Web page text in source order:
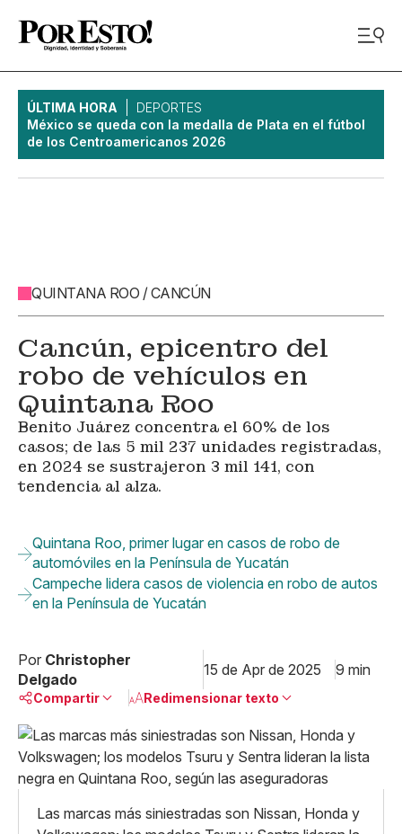
ÚLTIMA HORA
DEPORTES
México se queda con la medalla de Plata en el fútbol
de los Centroamericanos 2026
QUINTANA ROO / CANCÚN
Cancún, epicentro del
robo de vehículos en
Quintana Roo
Benito Juárez concentra el 60% de los
casos; de las 5 mil 237 unidades registradas,
en 2024 se sustrajeron 3 mil 141, con
tendencia al alza.
Quintana Roo, primer lugar en casos de robo de
automóviles en la Península de Yucatán
Campeche lidera casos de violencia en robo de autos
en la Península de Yucatán
Por Christopher
Delgado
15 de Apr de 2025 9 min
Compartir
Linkedin
Facebook
X
Copiar enlace
Redimensionar texto
Pequeño
Mediano
Grande
Las marcas más siniestradas son Nissan, Honda y